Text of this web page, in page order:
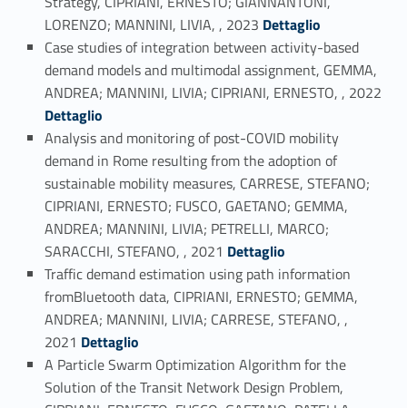
LORENZO; MANNINI, LIVIA, , 2023 Link identifier #identifier_person_22581-5Dettaglio
Case studies of integration between activity-based
demand models and multimodal assignment, GEMMA,
ANDREA; MANNINI, LIVIA; CIPRIANI, ERNESTO, , 2022
Dettaglio
Analysis and monitoring of post-COVID mobility
demand in Rome resulting from the adoption of
sustainable mobility measures, CARRESE, STEFANO;
CIPRIANI, ERNESTO; FUSCO, GAETANO; GEMMA,
ANDREA; MANNINI, LIVIA; PETRELLI, MARCO;
SARACCHI, STEFANO, , 2021 Link identifier #identifier_person_106874-7Dettaglio
Traffic demand estimation using path information
fromBluetooth data, CIPRIANI, ERNESTO; GEMMA,
ANDREA; MANNINI, LIVIA; CARRESE, STEFANO, ,
2021 Link identifier #identifier_person_133646-8Dettaglio
A Particle Swarm Optimization Algorithm for the
Solution of the Transit Network Design Problem,